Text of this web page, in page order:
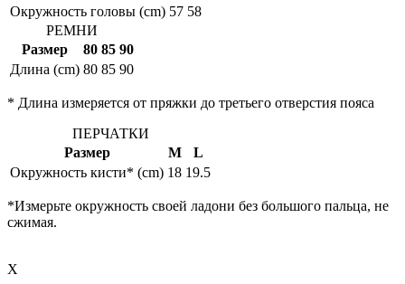
Окружность головы (cm) 57 58
РЕМНИ
Размер
80 85 90
Длина (cm) 80 85 90
* Длина измеряется от пряжки до третьего отверстия пояса
ПЕРЧАТКИ
Размер
M
L
Окружность кисти* (cm) 18 19.5
*Измерьте окружность своей ладони без большого пальца, не
сжимая.
X